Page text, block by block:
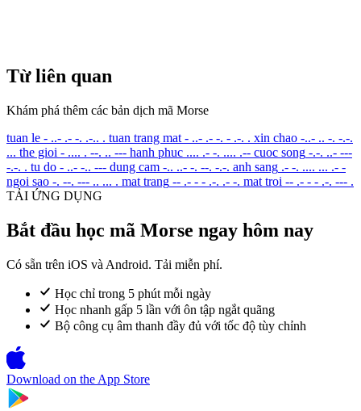
Từ liên quan
Khám phá thêm các bản dịch mã Morse
tuan le - ..- .- -. .-.. . tuan trang mat - ..- .- -. - .-. . xin chao -..- .. -. -.-.
... the gioi - .... . --. .. --- hanh phuc .... .- -. .... .-- cuoc song -.-. ..- ---
-.-. . tu do - ..- -.. --- dung cam -.. ..- -. --. -.-. anh sang .- -. .... ... .- -
ngoi sao -. --. --- .. ... . mat trang -- .- - - .-. .- -. mat troi -- .- - - .-. --- .
TẢI ỨNG DỤNG
Bắt đầu học mã Morse ngay hôm nay
Có sẵn trên iOS và Android. Tải miễn phí.
Học chỉ trong 5 phút mỗi ngày
Học nhanh gấp 5 lần với ôn tập ngắt quãng
Bộ công cụ âm thanh đầy đủ với tốc độ tùy chỉnh
Download on the App Store